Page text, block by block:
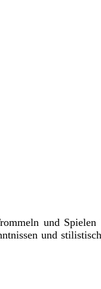
und
und